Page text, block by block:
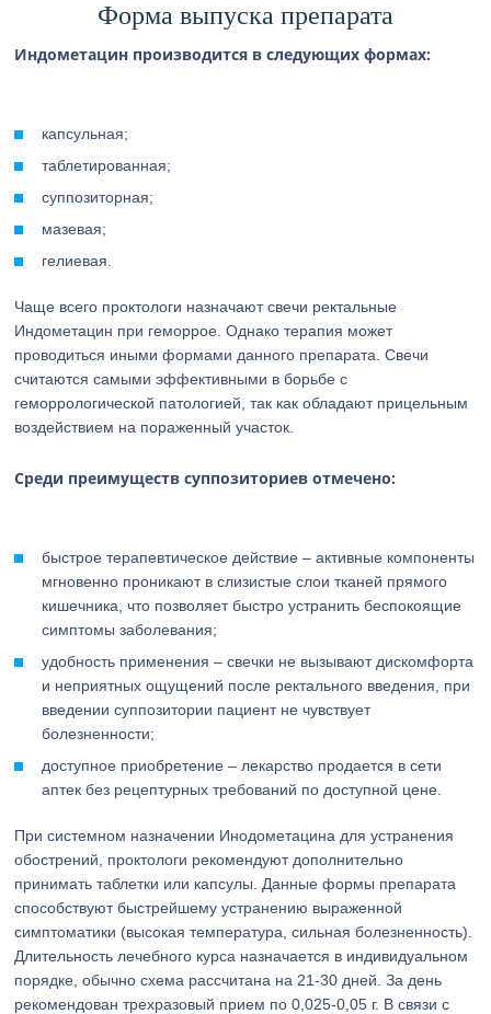
Форма выпуска препарата
Индометацин производится в следующих формах:
капсульная;
таблетированная;
суппозиторная;
мазевая;
гелиевая.
Чаще всего проктологи назначают свечи ректальные
Индометацин при геморрое. Однако терапия может
проводиться иными формами данного препарата. Свечи
считаются самыми эффективными в борьбе с
геморрологической патологией, так как обладают прицельным
воздействием на пораженный участок.
Среди преимуществ суппозиториев отмечено:
быстрое терапевтическое действие – активные компоненты
мгновенно проникают в слизистые слои тканей прямого
кишечника, что позволяет быстро устранить беспокоящие
симптомы заболевания;
удобность применения – свечки не вызывают дискомфорта
и неприятных ощущений после ректального введения, при
введении суппозитории пациент не чувствует
болезненности;
доступное приобретение – лекарство продается в сети
аптек без рецептурных требований по доступной цене.
При системном назначении Инодометацина для устранения
обострений, проктологи рекомендуют дополнительно
принимать таблетки или капсулы. Данные формы препарата
способствуют быстрейшему устранению выраженной
симптоматики (высокая температура, сильная болезненность).
Длительность лечебного курса назначается в индивидуальном
порядке, обычно схема рассчитана на 21-30 дней. За день
рекомендован трехразовый прием по 0,025-0,05 г. В связи с